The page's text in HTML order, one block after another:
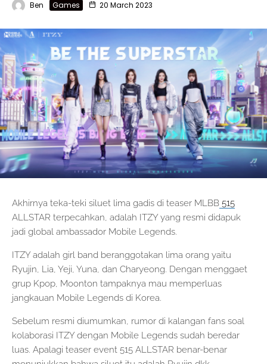
Ben Games 20 March 2023
Akhirnya teka-teki siluet lima gadis di teaser MLBB 515
ALLSTAR terpecahkan, adalah ITZY yang resmi didapuk
jadi global ambassador Mobile Legends.
ITZY adalah girl band beranggotakan lima orang yaitu
Ryujin, Lia, Yeji, Yuna, dan Charyeong. Dengan menggaet
grup Kpop, Moonton tampaknya mau memperluas
jangkauan Mobile Legends di Korea.
Sebelum resmi diumumkan, rumor di kalangan fans soal
kolaborasi ITZY dengan Mobile Legends sudah beredar
luas. Apalagi teaser event 515 ALLSTAR benar-benar